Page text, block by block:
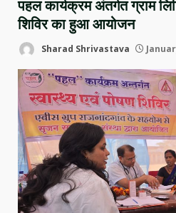
पहल कार्यक्रम अंतर्गत ग्राम
शिविर का हुआ आयोजन
Sharad Shrivastava